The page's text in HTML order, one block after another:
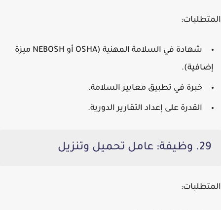
المتطلبات:
شهادة في السلامة المهنية (OSHA أو NEBOSH ميزة
إضافية).
خبرة في تطبيق معايير السلامة.
القدرة على إعداد التقارير الدورية.
29. وظيفة: عامل تحميل وتنزيل
المتطلبات: